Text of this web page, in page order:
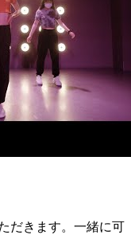
だきます。一緒に可